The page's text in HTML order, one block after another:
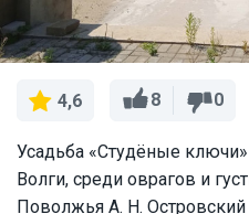
4,6 8 0
Усадьба «Студёные
Волги, среди оврагов и
Поволжья А. Н.